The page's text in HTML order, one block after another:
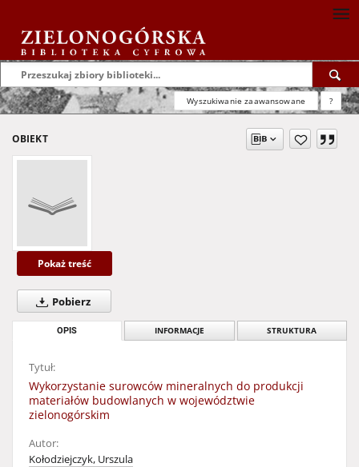
Wyszukiwanie zaawansowane ?
OBIEKT
Pokaż treść
Pobierz
OPIS INFORMACJE STRUKTURA
Tytuł:
Wykorzystanie surowców mineralnych do produkcji
materiałów budowlanych w województwie
zielonogórskim
Autor:
Kołodziejczyk, Urszula